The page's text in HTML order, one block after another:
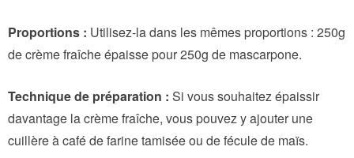
Proportions : Utilisez-la dans les mêmes proportions : 250g
de crème fraîche épaisse pour 250g de mascarpone.
Technique de préparation : Si vous souhaitez épaissir
davantage la crème fraîche, vous pouvez y ajouter une
cuillère à café de farine tamisée ou de fécule de maïs.